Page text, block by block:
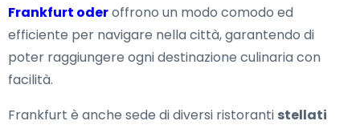
Frankfurt oderoffrono un modo comodo ed
efficiente per navigare nella città, garantendo di
poter raggiungere ogni destinazione culinaria con
facilità.
Frankfurt è anche sede di diversi ristoranti stellati